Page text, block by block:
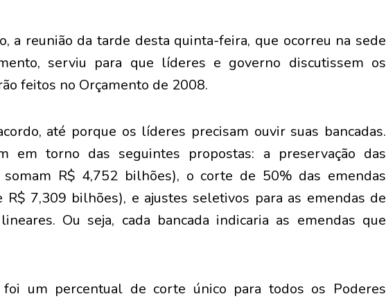
a reunião da tarde desta quinta-feira, que ocorreu na sede
serviu para que líderes e governo discutissem os
feitos no Orçamento de 2008.
até porque os líderes precisam ouvir suas bancadas.
em torno das seguintes propostas: a preservação das
somam R$ 4,752 bilhões), o corte de 50% das emendas
R$ 7,309 bilhões), e ajustes seletivos para as emendas de
Ou seja, cada bancada indicaria as emendas que
um percentual de corte único para todos os Poderes